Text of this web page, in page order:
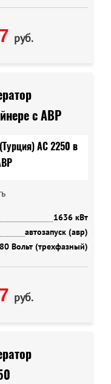
руб.
с АВР
1636 кВт
автозапуск (авр)
Вольт (трехфазный)
руб.